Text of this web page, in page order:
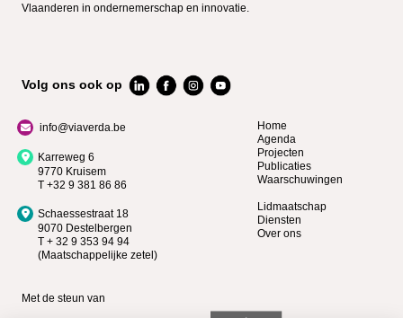
Vlaanderen in ondernemerschap en innovatie.
Volg ons ook op
info@viaverda.be
Karreweg 6
9770 Kruisem
T +32 9 381 86 86
Schaessestraat 18
9070 Destelbergen
T + 32 9 353 94 94
(Maatschappelijke zetel)
Home
Agenda
Projecten
Publicaties
Waarschuwingen
Lidmaatschap
Diensten
Over ons
Met de steun van